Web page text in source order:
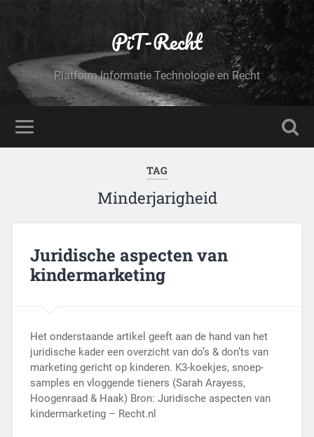
PiT-Recht
Platform Informatie Technologie en Recht
TAG
Minderjarigheid
Juridische aspecten van
kindermarketing
Het onderstaande artikel geeft aan de hand van het
juridische kader een overzicht van do’s & don’ts van
marketing gericht op kinderen. K3-koekjes, snoep-
samples en vloggende tieners (Sarah Arayess,
Hoogenraad & Haak) Bron: Juridische aspecten van
kindermarketing – Recht.nl